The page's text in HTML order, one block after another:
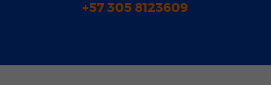
+57 305 8123609